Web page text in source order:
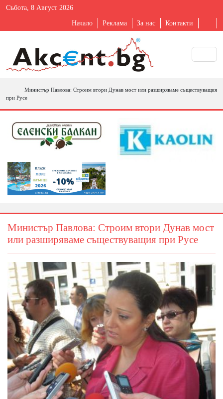
Събота, 8 Август 2026
Начало Реклама За нас Контакти
Министър Павлова: Строим втори Дунав мост или разширяваме съществуващия
при Русе
Министър Павлова: Строим втори Дунав мост
или разширяваме съществуващия при Русе